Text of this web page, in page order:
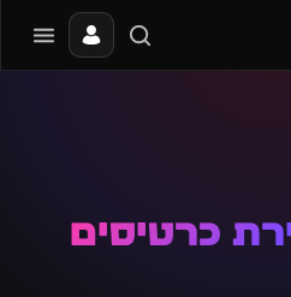
או שם חג.
כרטיסים